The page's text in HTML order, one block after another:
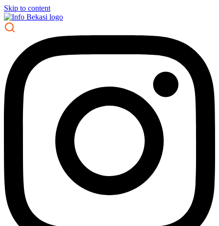
Skip to content